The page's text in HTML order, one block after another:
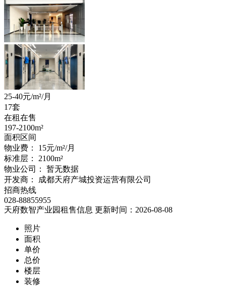
25-40元/m²/月
17套
在租在售
197-2100m²
面积区间
物业费：
15元/m²/月
标准层：
2100m²
物业公司：
暂无数据
开发商：
成都天府产城投资运营有限公司
招商热线
028-88855955
天府数智产业园租售信息 更新时间：2026-08-08
照片
面积
单价
总价
楼层
装修